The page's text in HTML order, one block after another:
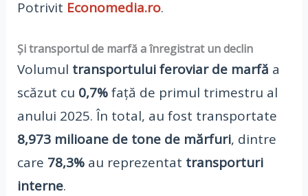
Potrivit Economedia.ro.
Și transportul de marfă a înregistrat un declin
Volumul transportului feroviar de marfă a
scăzut cu 0,7%față de primul trimestru al
anului 2025. În total, au fost transportate
8,973 milioane de tone de mărfuri, dintre
care 78,3%au reprezentat transporturi
interne.